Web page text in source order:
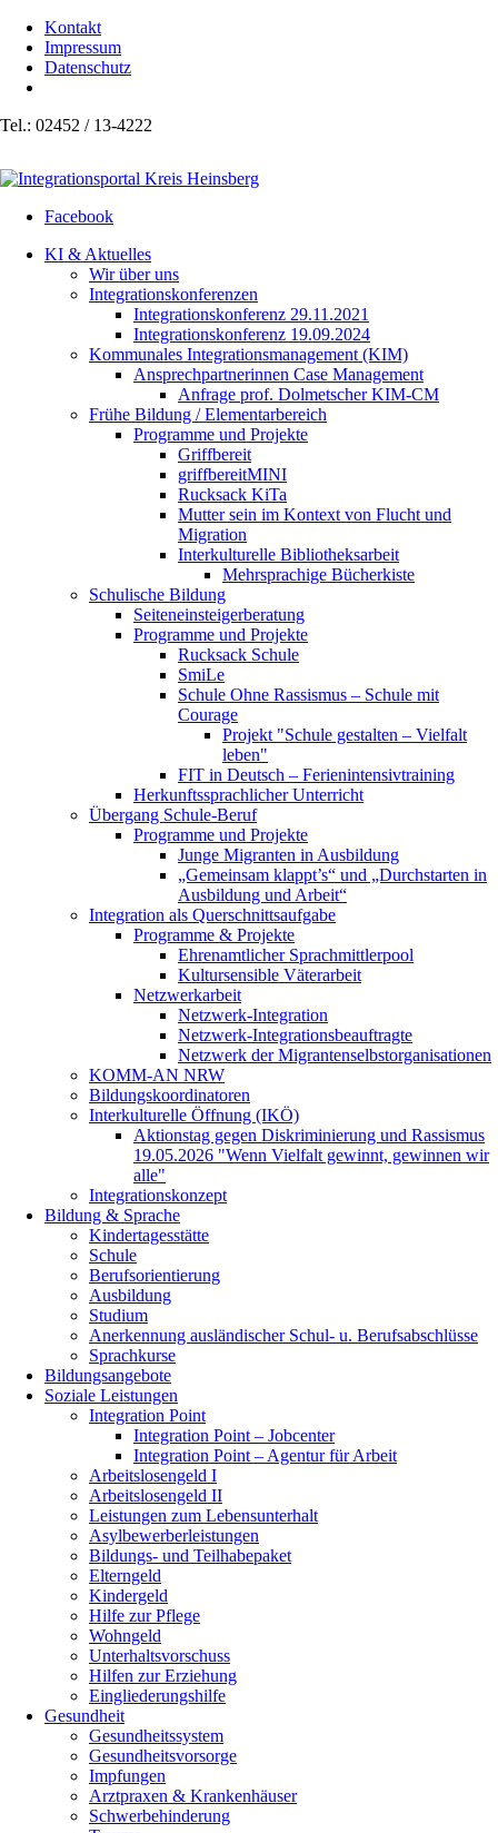
Kontakt
Impressum
Datenschutz
Tel.: 02452 / 13-4222
Facebook
KI & Aktuelles
Wir über uns
Integrationskonferenzen
Integrationskonferenz 29.11.2021
Integrationskonferenz 19.09.2024
Kommunales Integrationsmanagement (KIM)
Ansprechpartnerinnen Case Management
Anfrage prof. Dolmetscher KIM-CM
Frühe Bildung / Elementarbereich
Programme und Projekte
Griffbereit
griffbereitMINI
Rucksack KiTa
Mutter sein im Kontext von Flucht und
Migration
Interkulturelle Bibliotheksarbeit
Mehrsprachige Bücherkiste
Schulische Bildung
Seiteneinsteigerberatung
Programme und Projekte
Rucksack Schule
SmiLe
Schule Ohne Rassismus – Schule mit
Courage
Projekt "Schule gestalten – Vielfalt
leben"
FIT in Deutsch – Ferienintensivtraining
Herkunftssprachlicher Unterricht
Übergang Schule-Beruf
Programme und Projekte
Junge Migranten in Ausbildung
„Gemeinsam klappt’s“ und „Durchstarten in
Ausbildung und Arbeit“
Integration als Querschnittsaufgabe
Programme & Projekte
Ehrenamtlicher Sprachmittlerpool
Kultursensible Väterarbeit
Netzwerkarbeit
Netzwerk-Integration
Netzwerk-Integrationsbeauftragte
Netzwerk der Migrantenselbstorganisationen
KOMM-AN NRW
Bildungskoordinatoren
Interkulturelle Öffnung (IKÖ)
Aktionstag gegen Diskriminierung und Rassismus
19.05.2026 "Wenn Vielfalt gewinnt, gewinnen wir
alle"
Integrationskonzept
Bildung & Sprache
Kindertagesstätte
Schule
Berufsorientierung
Ausbildung
Studium
Anerkennung ausländischer Schul- u. Berufsabschlüsse
Sprachkurse
Bildungsangebote
Soziale Leistungen
Integration Point
Integration Point – Jobcenter
Integration Point – Agentur für Arbeit
Arbeitslosengeld I
Arbeitslosengeld II
Leistungen zum Lebensunterhalt
Asylbewerberleistungen
Bildungs- und Teilhabepaket
Elterngeld
Kindergeld
Hilfe zur Pflege
Wohngeld
Unterhaltsvorschuss
Hilfen zur Erziehung
Eingliederungshilfe
Gesundheit
Gesundheitssystem
Gesundheitsvorsorge
Impfungen
Arztpraxen & Krankenhäuser
Schwerbehinderung